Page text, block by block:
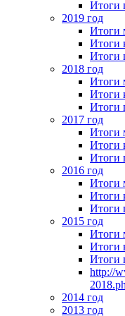
Итоги
2019 год
Итоги
Итоги
Итоги
2018 год
Итоги
Итоги
Итоги
2017 год
Итоги
Итоги
Итоги
2016 год
Итоги
Итоги
Итоги
2015 год
Итоги
Итоги
Итоги
http://
2014 год
2013 год